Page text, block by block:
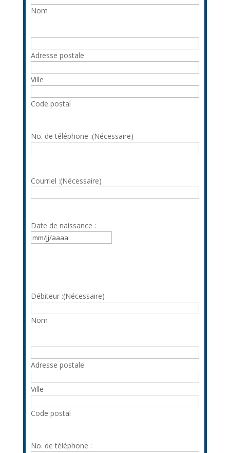
Nom
Adresse postale
Ville
Code postal
No. de téléphone :(Nécessaire)
Courriel :(Nécessaire)
Date de naissance :
MM
Débiteur :(Nécessaire)
Nom
Adresse postale
Ville
Code postal
No. de téléphone :